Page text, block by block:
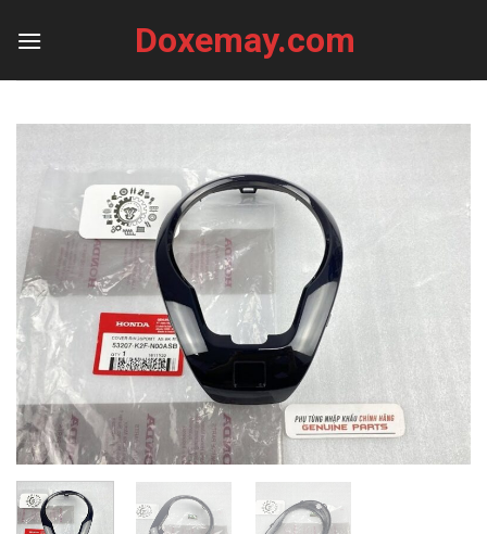
Doxemay.com